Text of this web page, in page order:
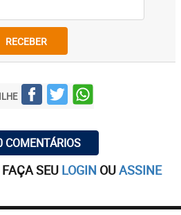
RECEBER
COMENTÁRIOS
SEU LOGIN OUASSINE